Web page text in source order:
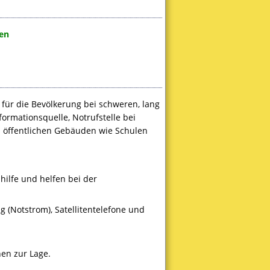
die Bevölkerung bei schweren, lang
Notrufstelle bei
Gebäuden wie Schulen
und helfen bei der
(Notstrom), Satellitentelefone und
zur Lage.